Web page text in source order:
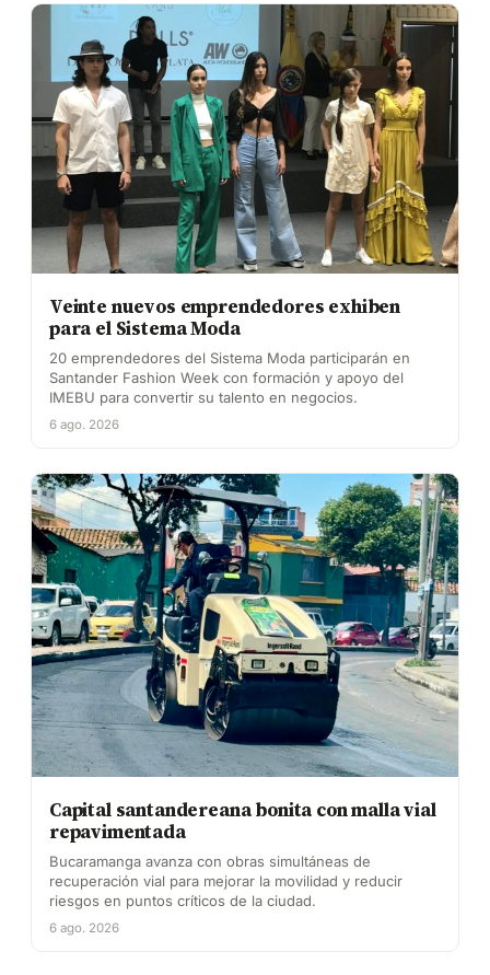
Veinte nuevos emprendedores exhiben
para el Sistema Moda
20 emprendedores del Sistema Moda participarán en
Santander Fashion Week con formación y apoyo del
IMEBU para convertir su talento en negocios.
6 ago. 2026
Capital santandereana bonita con malla vial
repavimentada
Bucaramanga avanza con obras simultáneas de
recuperación vial para mejorar la movilidad y reducir
riesgos en puntos críticos de la ciudad.
6 ago. 2026